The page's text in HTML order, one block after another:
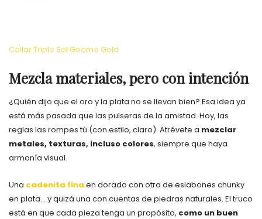
Collar Triple Sol Geome Gold
Mezcla materiales, pero con intención
¿Quién dijo que el oro y la plata no se llevan bien? Esa idea ya
está más pasada que las pulseras de la amistad. Hoy, las
reglas las rompes tú (con estilo, claro). Atrévete a mezclar
metales, texturas, incluso colores, siempre que haya
armonía visual.
Una cadenita fina en dorado con otra de eslabones chunky
en plata… y quizá una con cuentas de piedras naturales. El truco
está en que cada pieza tenga un propósito, como un buen